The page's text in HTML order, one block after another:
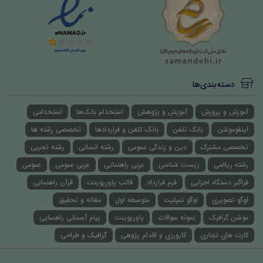
دسته‌بندی‌ها
آموزش و پرورش آموزش و پژوهش استخدام بانک‌ها
استخدامی
اینفوموشن
بانک تلفن بانک تلفن و قراردادها
تخصصی رشته ها
تخصصی مشترک
دین و زندگی عمومی رشته انسانی
رشته تجربی
رشته ریاضی
زیست شناسی عربی راهنمایی عربی عمومی
عمومی
فراگیر دستگاه اجرایی
فرم قرارداد قالب پاورپوینت
قرآن راهنمایی
لوگو تصویری
لوگو تمپلیت متوسطه اول
مقاله و تحقیق
موشن گرافیک
نمونه سوالات پاورپوینت
پیام آسمانی راهنمایی
کارت های تجاری
کارورزی و اقدام پژوهی گرافیک و طراحی